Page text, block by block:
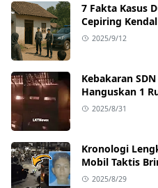
7 Fakta Kasus
Cepiring
Kronologi,
2025/9/12
Kebakaran
Hanguskan 1
2025/8/31
Kronologi
Mobil Taktis
Ternyata
2025/8/29